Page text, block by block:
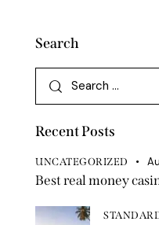
Search
Recent Posts
UNCATEGORIZED
Best real money